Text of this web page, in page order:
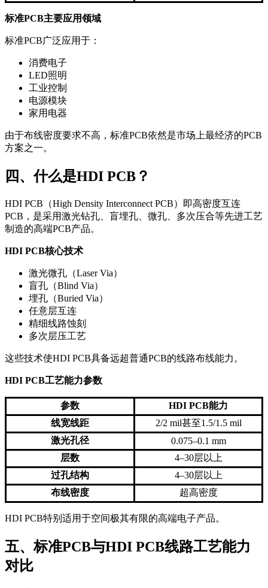
标准PCB主要应用领域
标准PCB广泛应用于：
消费电子
LED照明
工业控制
电源模块
家用电器
由于布线密度要求不高，标准PCB依然是市场上最经济的PCB
方案之一。
四、什么是HDI PCB？
HDI PCB（High Density Interconnect PCB）即高密度互连
PCB，是采用激光钻孔、盲埋孔、微孔、多次压合等先进工艺
制造的高端PCB产品。
HDI PCB核心技术
激光微孔（Laser Via）
盲孔（Blind Via）
埋孔（Buried Via）
任意层互连
精细线路蚀刻
多次层压工艺
这些技术使HDI PCB具备远超普通PCB的线路布线能力。
HDI PCB工艺能力参数
参数
HDI PCB能力
线宽线距
2/2 mil甚至1.5/1.5 mil
激光孔径
0.075–0.1 mm
层数
4–30层以上
过孔结构
4–30层以上
布线密度
超高密度
HDI PCB特别适用于空间极其有限的高端电子产品。
五、标准PCB与HDI PCB线路工艺能力
对比